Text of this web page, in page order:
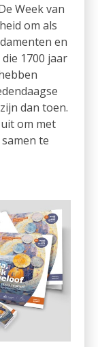
Week van
om als
en
1700 jaar
dan toen.
om met
te